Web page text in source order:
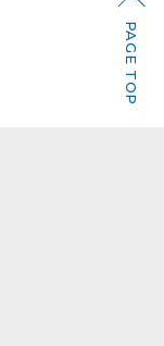
PAGE TOP